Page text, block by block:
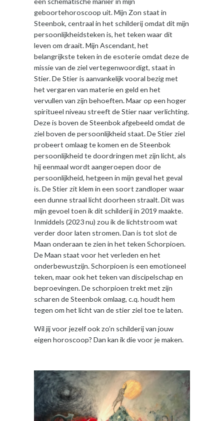
geboortehoroscoop uit. Mijn Zon staat in
Steenbok, centraal in het schilderij omdat dit mijn
persoonlijkheidsteken is, het teken waar dit
leven om draait. Mijn Ascendant, het
belangrijkste teken in de esoterie omdat deze de
missie van de ziel vertegenwoordigt, staat in
Stier. De Stier is aanvankelijk vooral bezig met
het vergaren van materie en geld en het
vervullen van zijn behoeften. Maar op een hoger
spiritueel niveau streeft de Stier naar verlichting.
Deze is boven de Steenbok afgebeeld omdat de
ziel boven de persoonlijkheid staat. De Stier ziel
probeert omlaag te komen en de Steenbok
persoonlijkheid te doordringen met zijn licht, als
hij eenmaal wordt aangeroepen door de
persoonlijkheid, hetgeen in mijn geval het geval
is. De Stier zit klem in een soort zandloper waar
een dunne straal licht doorheen straalt. Dit was
mijn gevoel toen ik dit schilderij in 2019 maakte.
Inmiddels (2023 nu) zou ik de lichtstroom wat
verder door laten stromen. Dan is tot slot de
Maan onderaan te zien in het teken Schorpioen.
De Maan staat voor het verleden en het
onderbewustzijn. Schorpioen is een emotioneel
teken, maar ook het teken van discipelschap en
beproevingen. De schorpioen trekt met zijn
scharen de Steenbok omlaag, c.q. houdt hem
tegen om het licht van de stier ziel toe te laten.
Wil jij voor jezelf ook zo’n schilderij van jouw
eigen horoscoop? Dan kan ik die voor je maken.